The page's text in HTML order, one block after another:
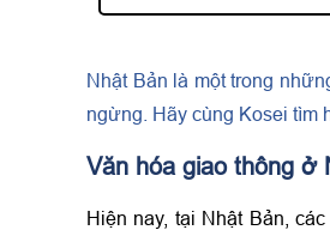
Nhật Bản là một trong
ngừng. Hãy cùng Kosei tìm
Văn hóa giao thông ở
Hiện nay, tại Nhật Bản,